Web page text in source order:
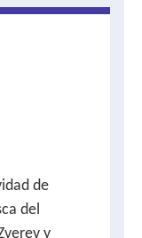
de
del
y